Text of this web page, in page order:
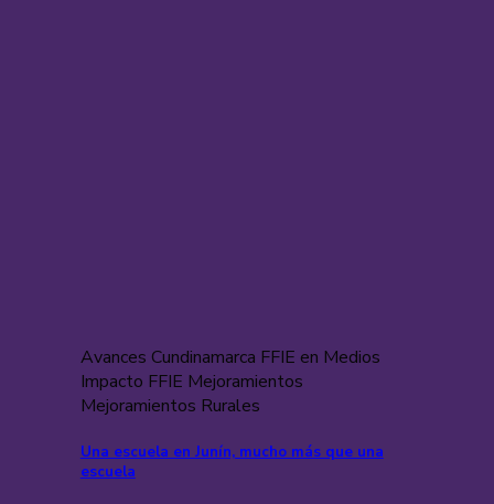
Avances Cundinamarca FFIE en Medios
Impacto FFIE Mejoramientos
Mejoramientos Rurales
Una escuela en Junín, mucho más que una
escuela